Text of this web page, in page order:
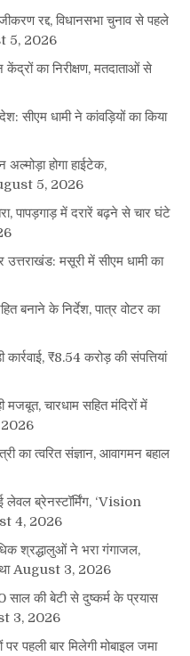
रद्द, विधानसभा चुनाव से पहले
5, 2026
केंद्रों का निरीक्षण, मतदाताओं से
सीएम धामी ने कांवड़ियों का किया
होगा हाईटेक,
5, 2026
पापड़गाड़ में दरारें बढ़ने से चार घंटे
उत्तराखंड: मसूरी में सीएम धामी का
बनाने के निर्देश, पात्र वोटर का
₹8.54 करोड़ की संपत्तियां
मजबूत, चारधाम सहित मंदिरों में
का त्वरित संज्ञान, आवागमन बहाल
लेवल ब्रेनस्टॉर्मिंग, ‘Vision
4, 2026
श्रद्धालुओं ने भरा गंगाजल,
August 3, 2026
साल की बेटी से दुष्कर्म के प्रयास
3, 2026
पहली बार मिलेगी मोबाइल जमा